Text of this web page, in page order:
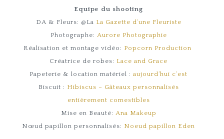
Equipe du shooting
DA & Fleurs: @La La Gazette d’une Fleuriste
Photographe: Aurore Photographie
Réalisation et montage vidéo: Popcorn Production
Créatrice de robes: Lace and Grace
Papeterie & location matériel : aujourd’hui c’est
Biscuit : Hibiscus – Gâteaux personnalisés
entièrement comestibles
Mise en Beauté: Ana Makeup
Nœud papillon personnalisés: Noeud papillon Eden